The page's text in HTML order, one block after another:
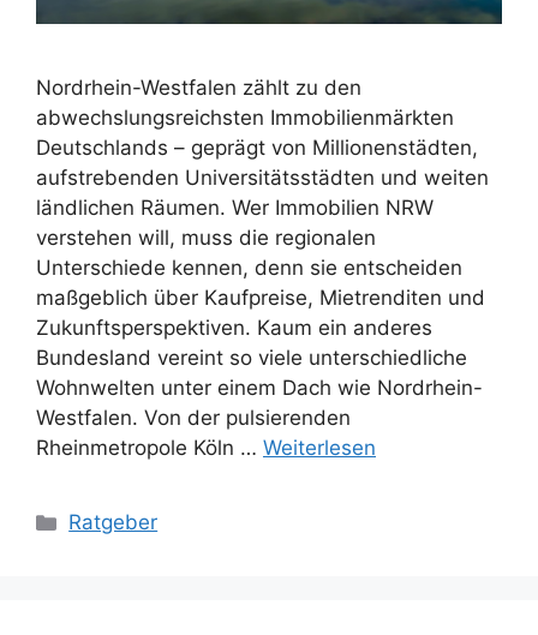
Nordrhein-Westfalen zählt zu den
abwechslungsreichsten Immobilienmärkten
Deutschlands – geprägt von Millionenstädten,
aufstrebenden Universitätsstädten und weiten
ländlichen Räumen. Wer Immobilien NRW
verstehen will, muss die regionalen
Unterschiede kennen, denn sie entscheiden
maßgeblich über Kaufpreise, Mietrenditen und
Zukunftsperspektiven. Kaum ein anderes
Bundesland vereint so viele unterschiedliche
Wohnwelten unter einem Dach wie Nordrhein-
Westfalen. Von der pulsierenden
Rheinmetropole Köln … Weiterlesen
Kategorien
Ratgeber